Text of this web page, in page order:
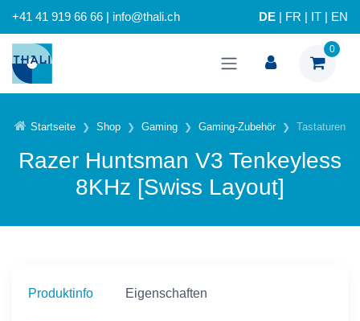
+41 41 919 66 66 | info@thali.ch DE FR IT EN
0
Startseite Shop Gaming Gaming-Zubehör Tastaturen
Razer Huntsman V3 Tenkeyless
8KHz [Swiss Layout]
Produktinfo Eigenschaften